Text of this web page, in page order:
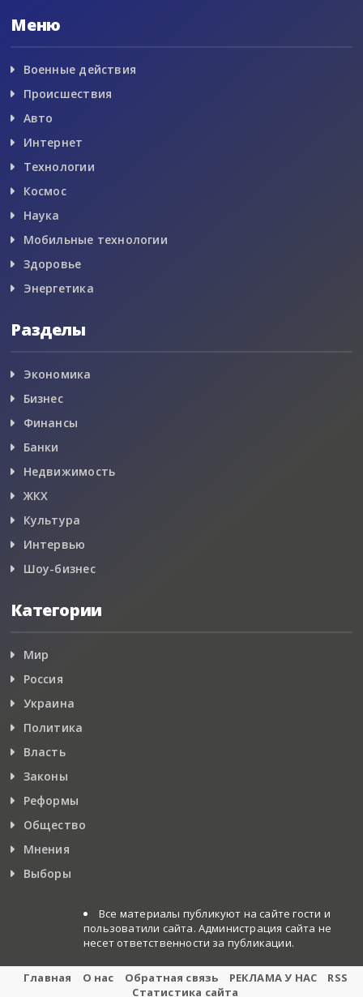
Меню
Военные действия
Происшествия
Авто
Интернет
Технологии
Космос
Наука
Мобильные технологии
Здоровье
Энергетика
Разделы
Экономика
Бизнес
Финансы
Банки
Недвижимость
ЖКХ
Культура
Интервью
Шоу-бизнес
Категории
Мир
Россия
Украина
Политика
Власть
Законы
Реформы
Общество
Мнения
Выборы
Все материалы публикуют на сайте гости и
пользоватили сайта. Администрация сайта не
несет ответственности за публикации.
Главная О нас Обратная связь РЕКЛАМА У НАС
RSS
Статистика сайта